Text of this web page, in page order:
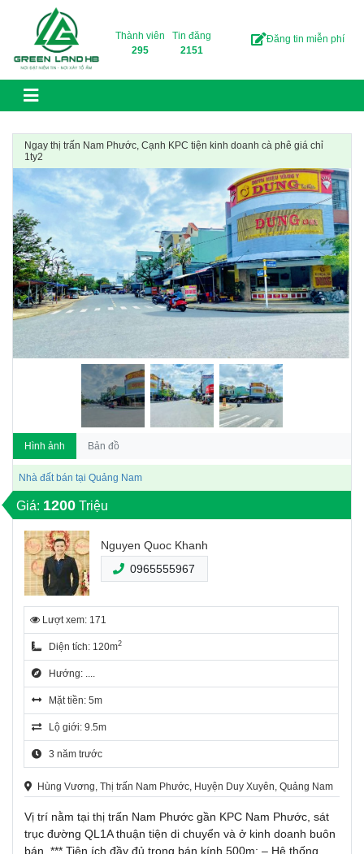
Skip to content
Thành viên
295
Tin đăng
2151
Đăng tin miễn phí
Ngay thị trấn Nam Phước, Cạnh KPC tiện kinh doanh cà phê giá chỉ
1ty2
Hình ảnh Bản đồ
Nhà đất bán tại Quảng Nam
Giá: 1200 Triệu
Nguyen Quoc Khanh
0965555967
Lượt xem: 171
Diện tích: 120m2
Hướng: ....
Mặt tiền: 5m
Lộ giới: 9.5m
3 năm trước
Hùng Vương, Thị trấn Nam Phước, Huyện Duy Xuyên, Quảng Nam
Vị trí nằm tại thị trấn Nam Phước gần KPC Nam Phước, sát
trục đường QL1A thuận tiện di chuyển và ở kinh doanh buôn
bán. *** Tiện ích đầy đủ trong bán kính 500m: – Hệ thống